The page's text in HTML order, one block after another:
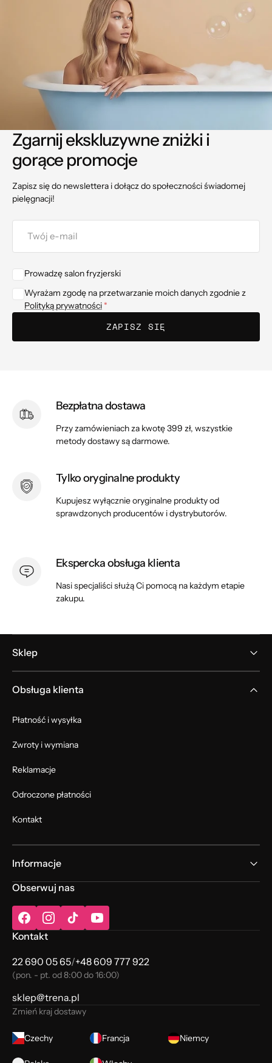
Zgarnij ekskluzywne zniżkii
gorące promocje
Zapisz się do newslettera i dołącz do społeczności świadomej
pielęgnacji!
mail
Prowadzę salon fryzjerski
Wyrażam zgodę na przetwarzanie moich danych zgodnie z
Polityką prywatności
ZAPISZ SIĘ
Bezpłatna dostawa
Przy zamówieniach za kwotę 399 zł, wszystkie
metody dostawy są darmowe.
Tylko oryginalne produkty
Kupujesz wyłącznie oryginalne produkty od
sprawdzonych producentów i dystrybutorów.
Ekspercka obsługa klienta
Nasi specjaliści służą Ci pomocą na każdym etapie
zakupu.
Sklep
Obsługa klienta
Płatność i wysyłka
Zwroty i wymiana
Reklamacje
Odroczone płatności
Kontakt
Informacje
Obserwuj nas
FacebookInstagramTikTokYouTube
Kontakt
22 690 05 65/+48 609 777 922
(pon. - pt. od 8:00 do 16:00)
sklep@trena.pl
Zmień kraj dostawy
Czechy Francja Niemcy